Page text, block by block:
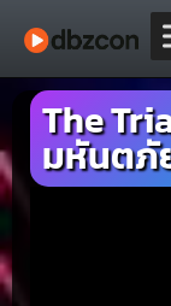
The
มหันตภั